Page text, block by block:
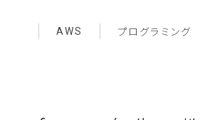
AWS プログラミング